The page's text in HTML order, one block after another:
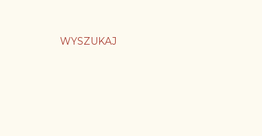
WYSZUKAJ